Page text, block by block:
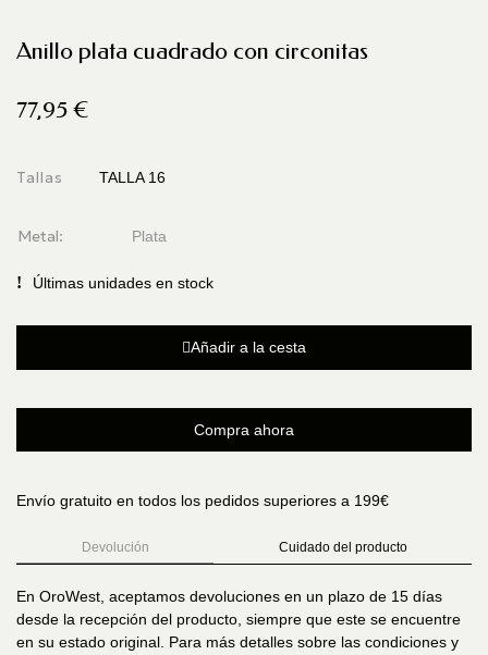
Anillo plata cuadrado con circonitas
77,95 €
Tallas TALLA 16
Metal: Plata
Últimas unidades en stock
Añadir a la cesta
Compra ahora
Envío gratuito en todos los pedidos superiores a 199€
Devolución Cuidado del producto
En OroWest, aceptamos devoluciones en un plazo de 15 días
desde la recepción del producto, siempre que este se encuentre
en su estado original. Para más detalles sobre las condiciones y